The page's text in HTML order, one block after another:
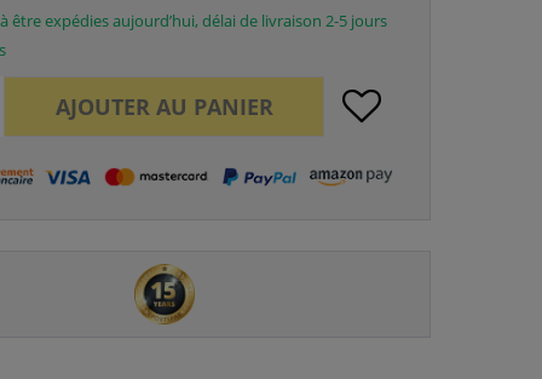
être expédies aujourd’hui, délai de livraison 2-5 jours
AJOUTER AU PANIER